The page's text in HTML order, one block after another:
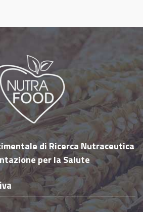
alimenti ed una dieta
sugli accorgimenti e
per garantire la
igienico-sanitari) degli
di Pisa Food & Wine Festival”
di proporre e far degustare
della migliore tradizione
delle “Terre di Pisa”, con
salute ed…
di Ricerca Nutraceutica
per la Salute